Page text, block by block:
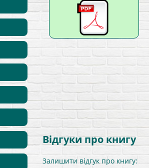
Відгуки про книгу
Залишити відгук про книгу: